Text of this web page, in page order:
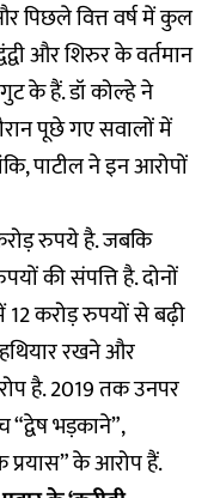
पिछले वित्त वर्ष में कुल
और शिरुर के वर्तमान
के हैं. डॉ कोल्हे ने
पूछे गए सवालों में
पाटील ने इन आरोपों
रुपये है. जबकि
की संपत्ति है. दोनों
करोड़ रुपयों से बढ़ी
रखने और
है. 2019 तक उनपर
भड़काने”,
के आरोप हैं.